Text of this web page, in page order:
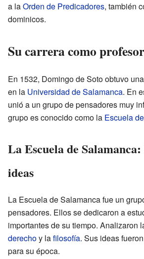
a laOrden de Predicadores, también
dominicos.
Su carrera como
En 1532, Domingo de Soto obtuvo
en la Universidad de Salamanca. En
unió a un grupo de pensadores muy
grupo es conocido como la Escuela
La Escuela de
ideas
La Escuela de Salamanca fue un
pensadores. Ellos se dedicaron a
importantes de su tiempo. Analizaron
derechoy lafilosofía. Sus ideas
para su época.